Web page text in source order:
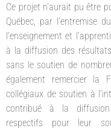
Ce projet n’aurait pu être
Québec, par l’entremise
l’enseignement et
à la diffusion des
sans le soutien de
également remercier la
collégiaux de soutien à
contribué à la diffusion
respectifs pour leur